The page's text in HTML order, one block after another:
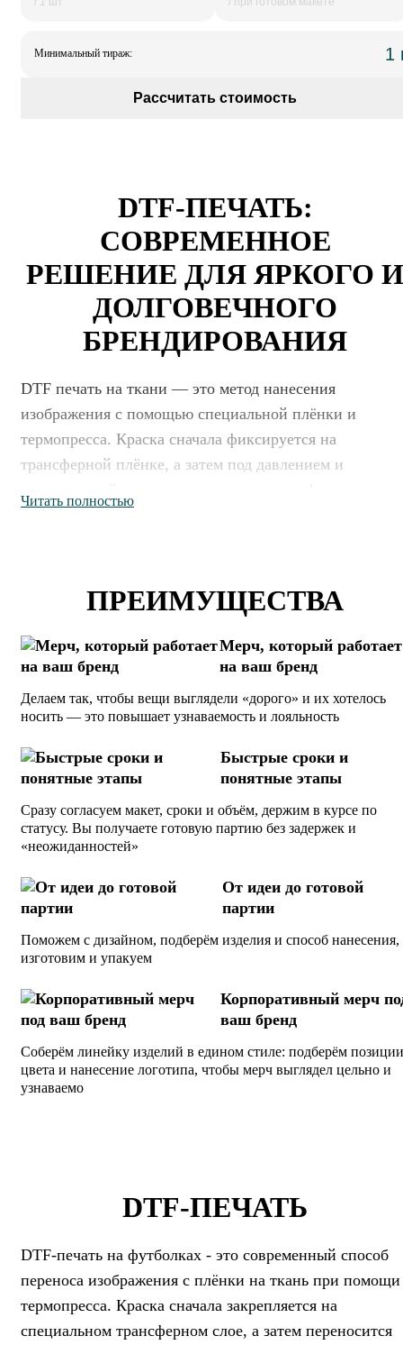
Рассчитать стоимость
Минимальный тираж: 1
DTF-ПЕЧАТЬ:
СОВРЕМЕННОЕ
РЕШЕНИЕ ДЛЯ ЯРКОГО И
ДОЛГОВЕЧНОГО
БРЕНДИРОВАНИЯ
DTF печать на ткани — это метод нанесения
изображения с помощью специальной плёнки и
термопресса. Краска сначала фиксируется на
трансферной плёнке, а затем под давлением и
точной цветопередачей даже на сложных макетах.
печать на одежде подходит для логотипов,
иллюстраций и полноцветных изображений, сохраняя
насыщенность и чёткость деталей.
DTF печать на ткани широко применяется при
мерча и изделий для розничной продажи. Отпечаток
многочисленные стирки, оставаясь эластичным и
приятным на ощупь. Это делает технологию
яркий визуальный эффект и практичность. Благодаря
универсальности метода DTF печать на одежде
позволяет оформлять как базовые футболки, так и
худи, свитшоты, ветровки и другие позиции
ассортимента.
DTF печать на ткани подходит для хлопка, синтетики
и смесовых материалов, а также для сложных фактур.
Можно наносить изображения на светлые и тёмные
сохраняя одинаковую плотность и качество
изображения на каждой единице продукции. При
необходимости DTF печать заказать можно как для
небольших, так и для средних тиражей, без потери
качества и с гибкими сроками.
Читать полностью
ПРЕИМУЩЕСТВА
Мерч, который работает
на ваш бренд
Делаем так, чтобы вещи выглядели «дорого» и их хотелось
носить — это повышает узнаваемость и лояльность
Быстрые сроки и
понятные этапы
Сразу согласуем макет, сроки и объём, держим в курсе по
статусу. Вы получаете готовую партию без задержек и
«неожиданностей»
От идеи до готовой
партии
Поможем с дизайном, подберём изделия и способ нанесения,
изготовим и упакуем
Корпоративный мерч
ваш бренд
Соберём линейку изделий в едином стиле: подберём
цвета и нанесение логотипа, чтобы мерч выглядел цельно и
узнаваемо
DTF-ПЕЧАТЬ
DTF-печать на футболках - это современный способ
переноса изображения с плёнки на ткань при помощи
термопресса. Краска сначала закрепляется на
специальном трансферном слое, а затем переносится